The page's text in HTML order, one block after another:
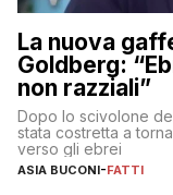
La nuova
Goldberg:
non razziali”
Dopo lo scivolone
stata costretta a
verso gli ebrei
ASIA BUCONI-FATTI